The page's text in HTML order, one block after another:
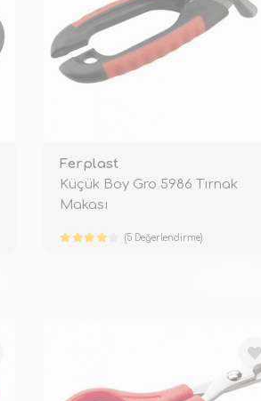
Ferplast
Küçük Boy Gro 5986 Tırnak
Makası
(5 Değerlendirme)